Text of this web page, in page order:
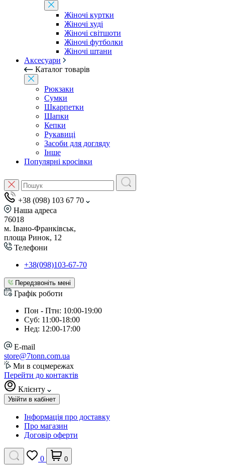
Жіночі куртки
Жіночі худі
Жіночі світшоти
Жіночі футболки
Жіночі штани
Аксесуари
Каталог товарів
Рюкзаки
Сумки
Шкарпетки
Шапки
Кепки
Рукавиці
Засоби для догляду
Інше
Популярні кросівки
+38 (098) 103 67 70
Наша адреса
76018
м. Івано-Франківськ,
площа Ринок, 12
Телефони
+38(098)103-67-70
Передзвоніть мені
Графік роботи
Пон - Птн: 10:00-19:00
Суб: 11:00-18:00
Нед: 12:00-17:00
E-mail
store@7tonn.com.ua
Ми в соцмережах
Перейти до контактів
Клієнту
Увійти в кабінет
Інформація про доставку
Про магазин
Договір оферти
0 0